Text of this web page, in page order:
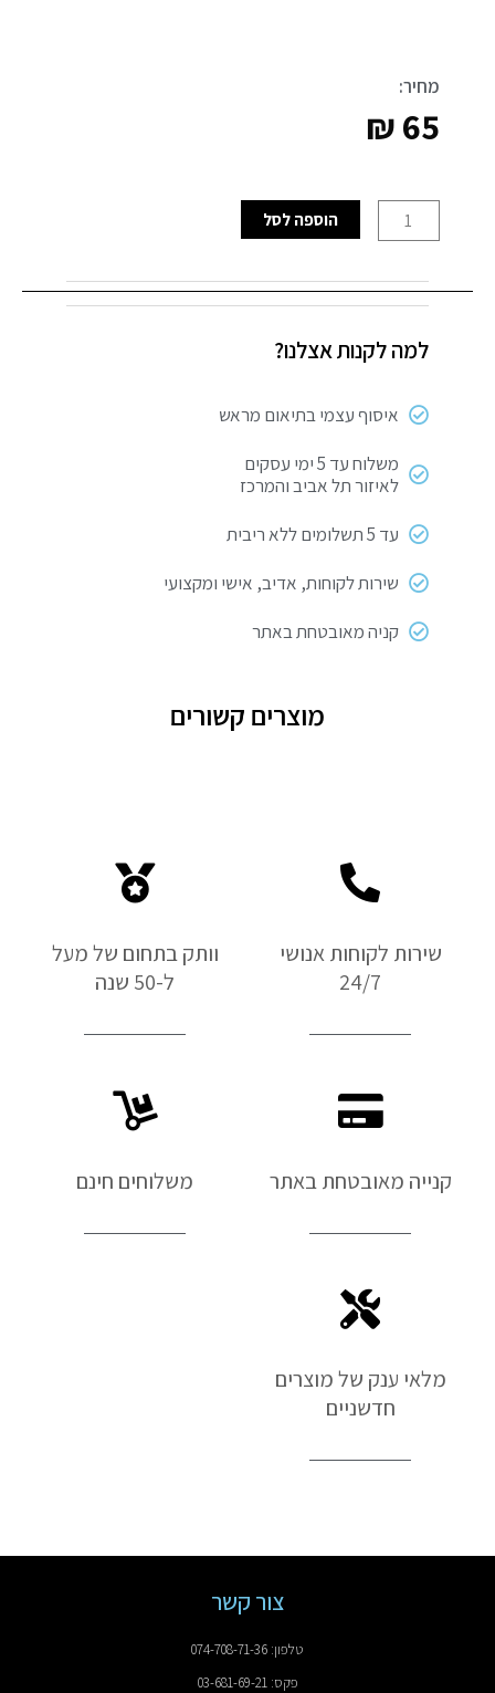
מחיר:
₪65
של
למסור
BO
for
Wood
הוספה לסל
למה לקנות אצלנו?
איסוף עצמי בתיאום מראש
משלוח עד 5 ימי עסקים
לאיזור תל אביב והמרכז
עד 5 תשלומים ללא ריבית
שירות לקוחות, אדיב, אישי ומקצועי
קניה מאובטחת באתר
מוצרים קשורים
שירות לקוחות אנושי
24/7
וותק בתחום של מעל
ל-50 שנה
קנייה מאובטחת באתר משלוחים חינם
מלאי ענק של מוצרים
חדשניים
צור קשר
טלפון: 074-708-71-36
פקס: 03-681-69-21